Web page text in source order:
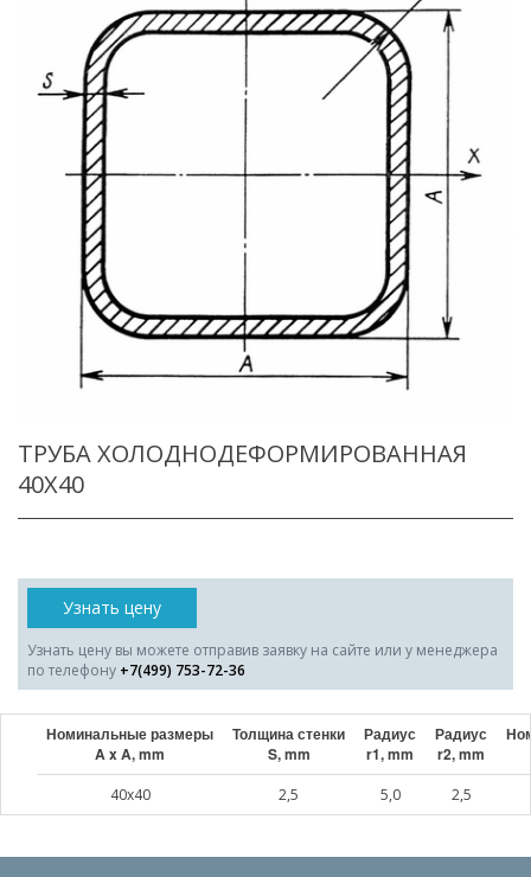
ТРУБА ХОЛОДНОДЕФОРМИРОВАННАЯ
40X40
Узнать цену
Узнать цену вы можете отправив заявку на сайте или у менеджера
по телефону +7(499) 753-72-36
Номинальные размеры
A x A, mm
Толщина стенки
S, mm
Радиус
r1, mm
Радиус
r2, mm
40x40 2,5 5,0 2,5